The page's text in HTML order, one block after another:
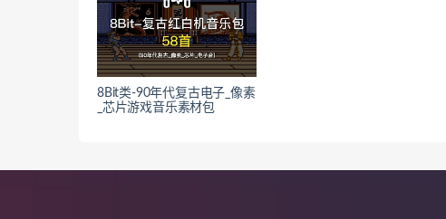
8Bit类-90年代复古电子_像素
_芯片游戏音乐素材包